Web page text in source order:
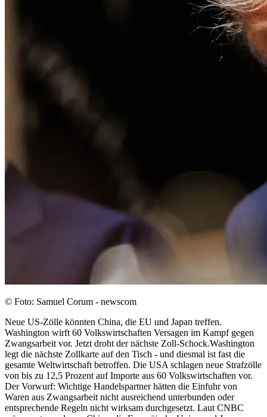
© Foto: Samuel Corum - newscom
Neue US-Zölle könnten China, die EU und Japan treffen.
Washington wirft 60 Volkswirtschaften Versagen im Kampf gegen
Zwangsarbeit vor. Jetzt droht der nächste Zoll-Schock.Washington
legt die nächste Zollkarte auf den Tisch - und diesmal ist fast die
gesamte Weltwirtschaft betroffen. Die USA schlagen neue Strafzölle
von bis zu 12,5 Prozent auf Importe aus 60 Volkswirtschaften vor.
Der Vorwurf: Wichtige Handelspartner hätten die Einfuhr von
Waren aus Zwangsarbeit nicht ausreichend unterbunden oder
entsprechende Regeln nicht wirksam durchgesetzt. Laut CNBC